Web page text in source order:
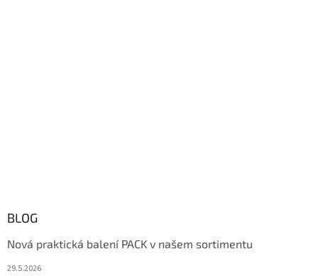
BLOG
Nová praktická balení PACK v našem sortimentu
29.5.2026